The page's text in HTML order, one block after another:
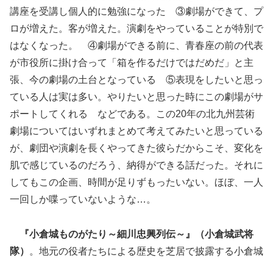
講座を受講し個人的に勉強になった ③劇場ができて、プ
ロが増えた。客が増えた。演劇をやっていることが特別で
はなくなった。 ④劇場ができる前に、青春座の前の代表
が市役所に掛け合って「箱を作るだけではだめだ」と主
張、今の劇場の土台となっている ⑤表現をしたいと思っ
ている人は実は多い。やりたいと思った時にこの劇場がサ
ポートしてくれる などである。この20年の北九州芸術
劇場についてはいずれまとめて考えてみたいと思っている
が、劇団や演劇を長くやってきた彼らだからこそ、変化を
肌で感じているのだろう、納得ができる話だった。それに
してもこの企画、時間が足りずもったいない。ほぼ、一人
一回しか喋っていないような…。
『小倉城ものがたり～細川忠興列伝～』（小倉城武将
隊）
。地元の役者たちによる歴史を芝居で披露する小倉城